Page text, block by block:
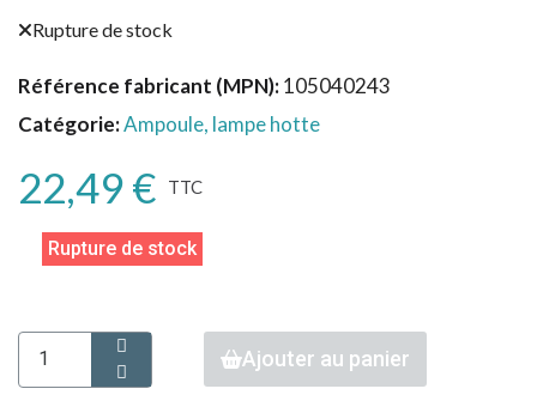
Rupture de stock
Référence fabricant (MPN) 105040243
Catégorie Ampoule, lampe hotte
22,49 € TTC
Rupture de stock
Ajouter au panier